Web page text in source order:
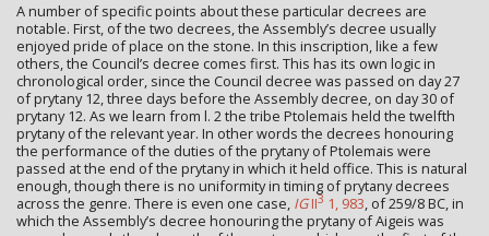
A number of specific points about these particular decrees are
notable. First, of the two decrees, the Assembly’s decree usually
enjoyed pride of place on the stone. In this inscription, like a few
others, the Council’s decree comes first. This has its own logic in
chronological order, since the Council decree was passed on day 27
of prytany 12, three days before the Assembly decree, on day 30 of
prytany 12. As we learn from l. 2 the tribe Ptolemais held the twelfth
prytany of the relevant year. In other words the decrees honouring
the performance of the duties of the prytany of Ptolemais were
passed at the end of the prytany in which it held office. This is natural
enough, though there is no uniformity in timing of prytany decrees
across the genre. There is even one case, IGII3 1, 983, of 259/8 BC, in
which the Assembly’s decree honouring the prytany of Aigeis was